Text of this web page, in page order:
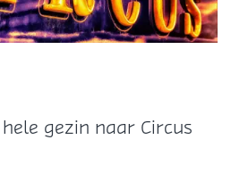
gezin naar Circus